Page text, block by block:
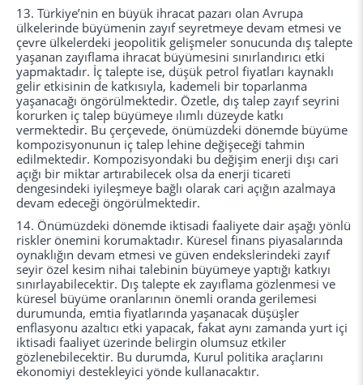
13. Türkiye’nin en büyük ihracat pazarı olan Avrupa
ülkelerinde büyümenin zayıf seyretmeye devam etmesi ve
çevre ülkelerdeki jeopolitik gelişmeler sonucunda dış talepte
yaşanan zayıflama ihracat büyümesini sınırlandırıcı etki
yapmaktadır. İç talepte ise, düşük petrol fiyatları kaynaklı
gelir etkisinin de katkısıyla, kademeli bir toparlanma
yaşanacağı öngörülmektedir. Özetle, dış talep zayıf seyrini
korurken iç talep büyümeye ılımlı düzeyde katkı
vermektedir. Bu çerçevede, önümüzdeki dönemde büyüme
kompozisyonunun iç talep lehine değişeceği tahmin
edilmektedir. Kompozisyondaki bu değişim enerji dışı cari
açığı bir miktar artırabilecek olsa da enerji ticareti
dengesindeki iyileşmeye bağlı olarak cari açığın azalmaya
devam edeceği öngörülmektedir.
14. Önümüzdeki dönemde iktisadi faaliyete dair aşağı yönlü
riskler önemini korumaktadır. Küresel finans piyasalarında
oynaklığın devam etmesi ve güven endekslerindeki zayıf
seyir özel kesim nihai talebinin büyümeye yaptığı katkıyı
sınırlayabilecektir. Dış talepte ek zayıflama gözlenmesi ve
küresel büyüme oranlarının önemli oranda gerilemesi
durumunda, emtia fiyatlarında yaşanacak düşüşler
enflasyonu azaltıcı etki yapacak, fakat aynı zamanda yurt içi
iktisadi faaliyet üzerinde belirgin olumsuz etkiler
gözlenebilecektir. Bu durumda, Kurul politika araçlarını
ekonomiyi destekleyici yönde kullanacaktır.